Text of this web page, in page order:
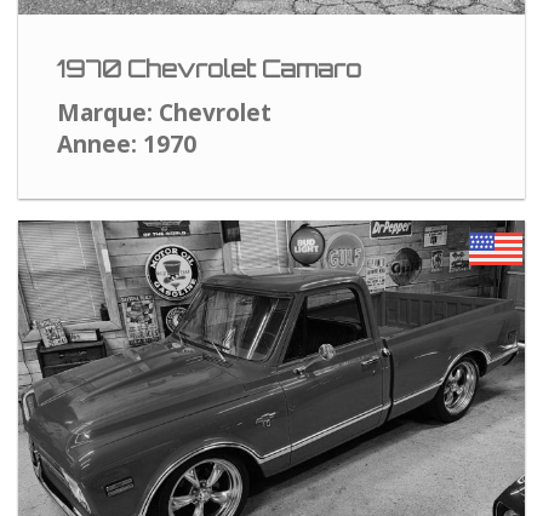
1970 Chevrolet Camaro
Marque: Chevrolet
Annee: 1970